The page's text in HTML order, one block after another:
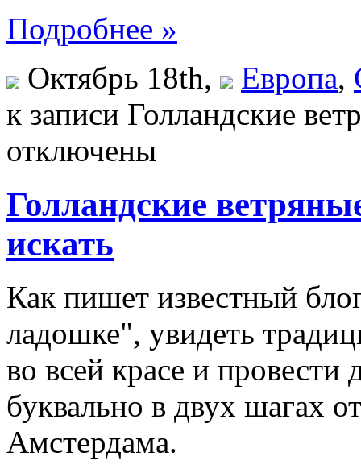
Подробнее »
Октябрь 18th,
Европа,
к записи Голландские
отключены
Голландские
искать
Как пишет известный
ладошке", увидеть
во всей красе и
буквально в двух шагах
Амстердама.